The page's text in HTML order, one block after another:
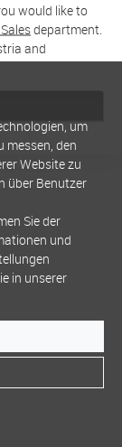
would like to
department.
and
um
messen, den
Website zu
über Benutzer
Sie der
und
in unserer